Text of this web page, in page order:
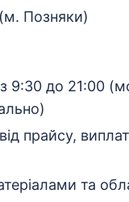
Позняки)
9:30 до 21:00
прайсу,
та